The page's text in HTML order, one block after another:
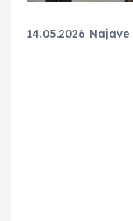
14.05.2026